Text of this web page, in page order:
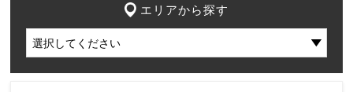
エリアから探す